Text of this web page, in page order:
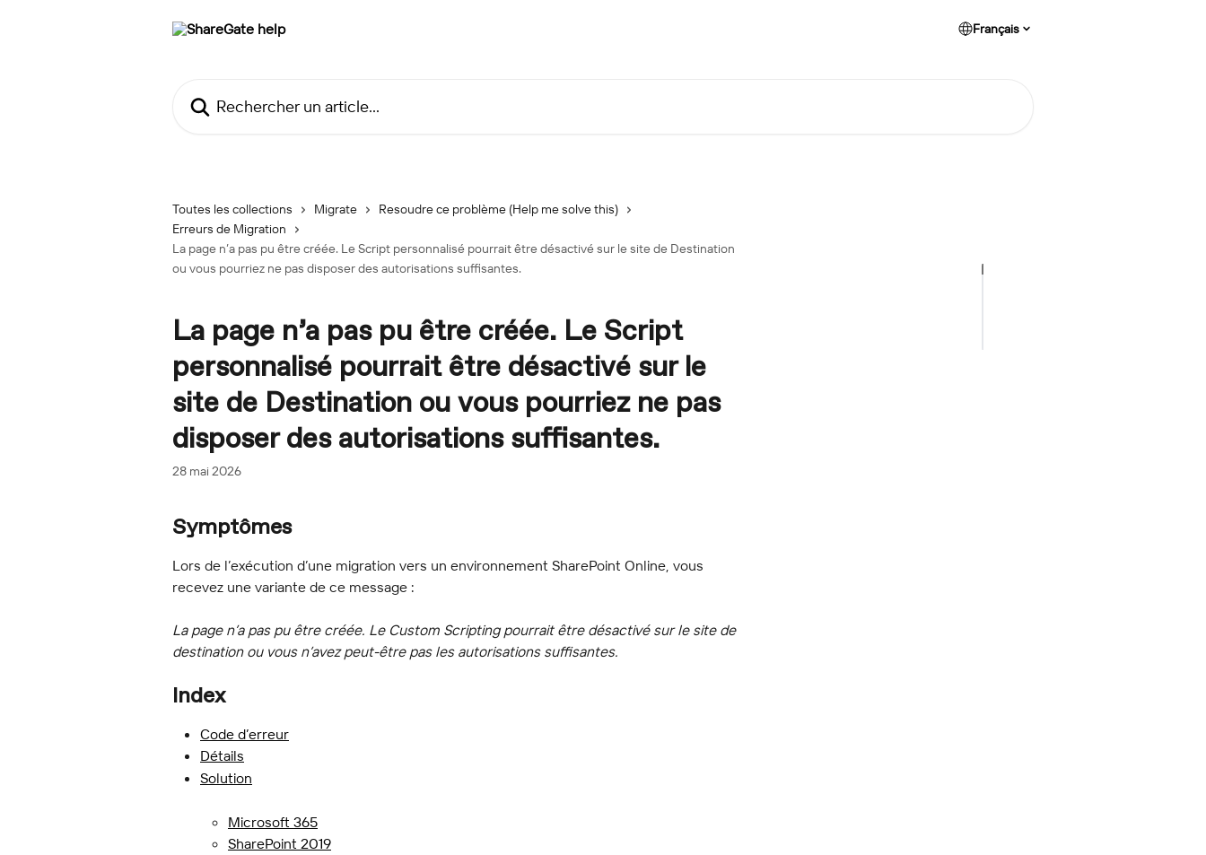
Français
Toutes les collections Migrate
Resoudre ce problème (Help me solve this)
Erreurs de Migration
La page n’a pas pu être créée. Le Script personnalisé pourrait être désactivé sur le site de Destination
ou vous pourriez ne pas disposer des autorisations suffisantes.
La page n’a pas pu être créée. Le Script
personnalisé pourrait être désactivé sur le
site de Destination ou vous pourriez ne pas
disposer des autorisations suffisantes.
28 mai 2026
Symptômes
Lors de l’exécution d’une migration vers un environnement SharePoint Online, vous
recevez une variante de ce message :
La page n’a pas pu être créée. Le Custom Scripting pourrait être désactivé sur le site de
destination ou vous n’avez peut-être pas les autorisations suffisantes.
Index
Code d’erreur
Détails
Solution
Microsoft 365
SharePoint 2019